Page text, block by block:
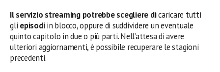
Il servizio streaming potrebbe scegliere dicaricare tutti
gli episodiin blocco, oppure di suddividere un eventuale
quinto capitolo in due o più parti. Nell’attesa di avere
ulteriori aggiornamenti, è possibile recuperare le stagioni
precedenti.